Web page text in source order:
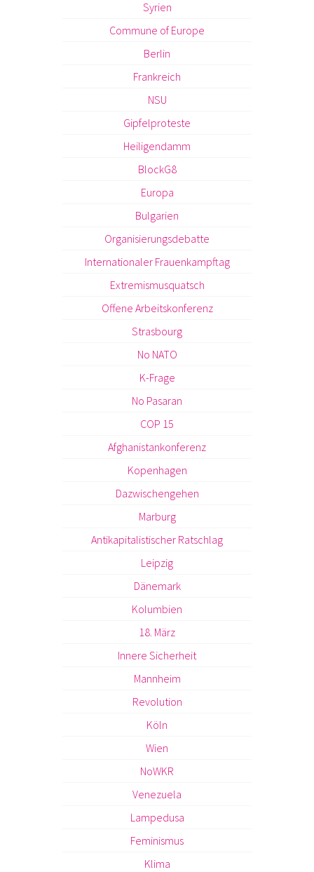
Syrien
Commune of Europe
Berlin
Frankreich
NSU
Gipfelproteste
Heiligendamm
BlockG8
Europa
Bulgarien
Organisierungsdebatte
Internationaler Frauenkampftag
Extremismusquatsch
Offene Arbeitskonferenz
Strasbourg
No NATO
K-Frage
No Pasaran
COP 15
Afghanistankonferenz
Kopenhagen
Dazwischengehen
Marburg
Antikapitalistischer Ratschlag
Leipzig
Dänemark
Kolumbien
18. März
Innere Sicherheit
Mannheim
Revolution
Köln
Wien
NoWKR
Venezuela
Lampedusa
Feminismus
Klima